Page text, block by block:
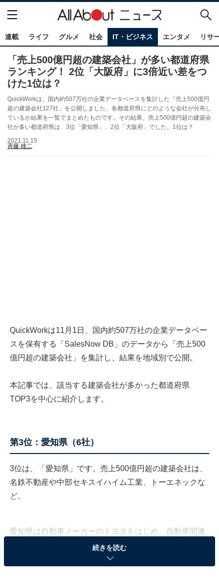
連載 ライフ グルメ 社会 IT・ビジネス エンタメ リサ
「売上500億円超の建築会社」が多い都道府県
ランキング！ 2位「大阪府」に3倍近い差をつ
けた1位は？
QuickWorkは、国内約507万社の企業データベースを集計した「売上500億円
超の建築会社127社」を公開しました。各都道府県にどのような会社が分布し
ているか結果を一覧でまとめたものです。その結果、売上500億円超の建築会
社が多い都道府県は、3位「愛知県」、2位「大阪府」でした。1位は？
2021.11.15
斉藤 雄二
QuickWorkは11月1日、国内約507万社の企業データベー
スを保有する「SalesNow DB」のデータから「売上500
億円超の建築会社」を集計し、結果を地域別で公開。
本記事では、該当する建築会社が多かった都道府県
TOP3を中心に紹介します。
第3位：愛知県（6社）
3位は、「愛知県」です。売上500億円超の建築会社は、
名鉄不動産や中部セキスイハイム工業、トーエネックな
ど。
愛知県は自動車メーカーのトヨタをはじめ、自動車関連
メーカーが全国最多の46社あるといった特徴を持ち、第
2次産業が盛んな地域といえます。
続きを読む